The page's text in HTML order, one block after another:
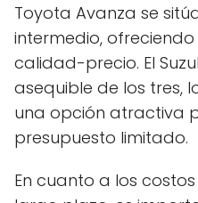
Toyota Avanza se
intermedio,
calidad-precio. El
asequible de los tres,
una opción atractiva
presupuesto limitado.
En cuanto a los